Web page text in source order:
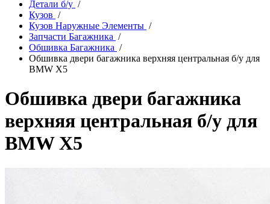
Детали б/у /
Кузов /
Кузов Наружные Элементы /
Запчасти Багажника /
Обшивка Багажника /
Обшивка двери багажника верхняя центральная б/у для
BMW X5
Обшивка двери багажника
верхняя центральная б/у для
BMW X5